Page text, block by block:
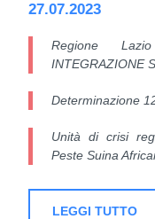
27.07.2023
Regione
INTEGRAZIONE
Determinazione
Unità di crisi
Peste Suina
LEGGI TUTTO